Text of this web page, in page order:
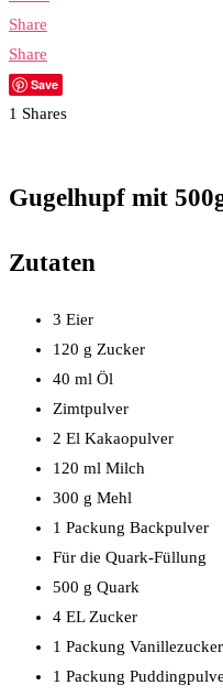
Share
Share
Save
1 Shares
Gugelhupf mit
Zutaten
3 Eier
120 g Zucker
40 ml Öl
Zimtpulver
2 El Kakaopulver
120 ml Milch
300 g Mehl
1 Packung Backpulver
Für die Quark-Füllung
500 g Quark
4 EL Zucker
1 Packung Vanillezucker
1 Packung